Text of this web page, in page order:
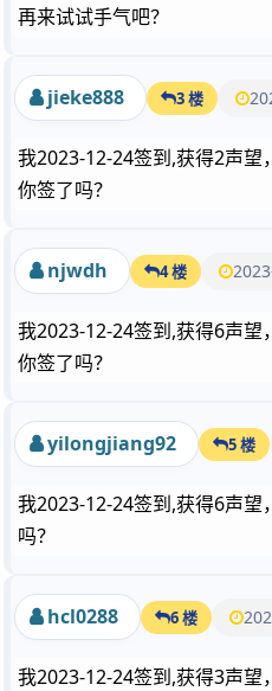
再来试试手气吧？
jieke888 3 楼
我2023-12-24签到,获得2声望
你签了吗？
njwdh 4 楼
我2023-12-24签到,获得6声望
你签了吗？
yilongjiang92 5 楼
我2023-12-24签到,获得6声望
吗？
hcl0288 6 楼
我2023-12-24签到,获得3声望